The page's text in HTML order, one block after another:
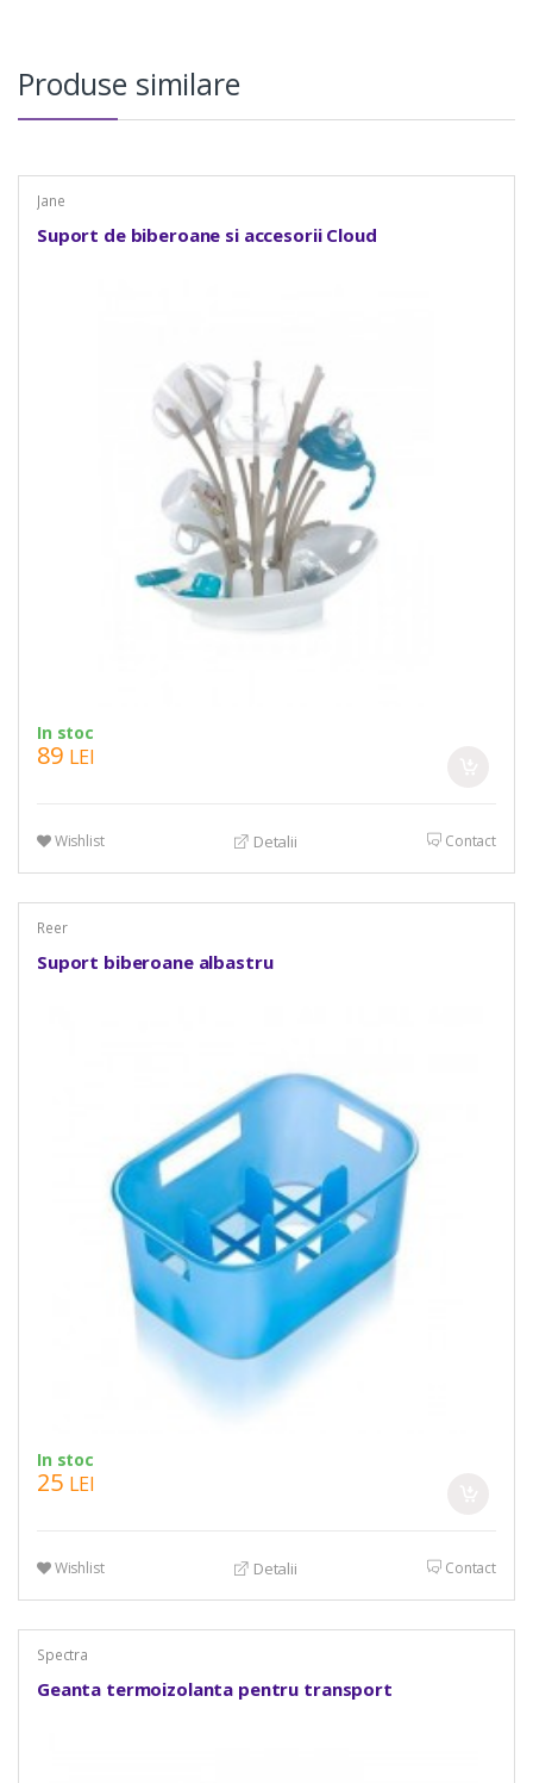
Produse similare
Jane
Suport de biberoane si accesorii Cloud
In stoc
89 LEI
Wishlist Detalii Contact
Reer
Suport biberoane albastru
In stoc
25 LEI
Wishlist Detalii Contact
Spectra
Geanta termoizolanta pentru transport